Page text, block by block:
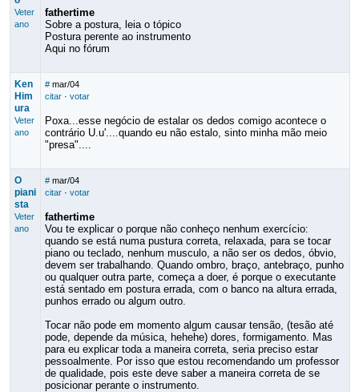
Veter
ano
fathertime
Sobre a postura, leia o tópico
Postura perente ao instrumento
Aqui no fórum
Ken
Him
ura
Veter
ano
# mar/04
citar· votar
Poxa...esse negócio de estalar os dedos comigo acontece o
contrário U.u'....quando eu não estalo, sinto minha mão meio
"presa"....
O
piani
sta
Veter
ano
# mar/04
citar· votar
fathertime
Vou te explicar o porque não conheço nenhum exercício:
quando se está numa pustura correta, relaxada, para se tocar
piano ou teclado, nenhum musculo, a não ser os dedos, óbvio,
devem ser trabalhando. Quando ombro, braço, antebraço, punho
ou qualquer outra parte, começa a doer, é porque o executante
está sentado em postura errada, com o banco na altura errada,
punhos errado ou algum outro.
Tocar não pode em momento algum causar tensão, (tesão até
pode, depende da música, hehehe) dores, formigamento. Mas
para eu explicar toda a maneira correta, seria preciso estar
pessoalmente. Por isso que estou recomendando um professor
de qualidade, pois este deve saber a maneira correta de se
posicionar perante o instrumento.